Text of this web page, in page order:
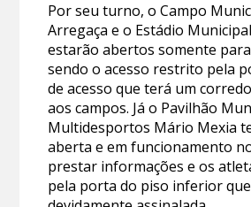
Por seu turno, o Campo
Arregaça e o Estádio
estarão abertos somente
sendo o acesso restrito pela
de acesso que terá um
aos campos. Já o Pavilhão
Multidesportos Mário Mexia
aberta e em funcionamento
prestar informações e os
pela porta do piso inferior